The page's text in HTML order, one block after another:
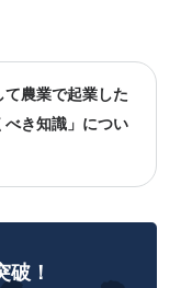
て農業で起業した
べき知識」につい
破！